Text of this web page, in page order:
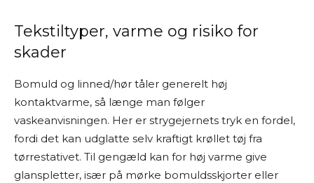
Tekstiltyper, varme og risiko for
skader
Bomuld og linned/hør tåler generelt høj
kontaktvarme, så længe man følger
vaskeanvisningen. Her er strygejernets tryk en fordel,
fordi det kan udglatte selv kraftigt krøllet tøj fra
tørrestativet. Til gengæld kan for høj varme give
glanspletter, især på mørke bomuldsskjorter eller